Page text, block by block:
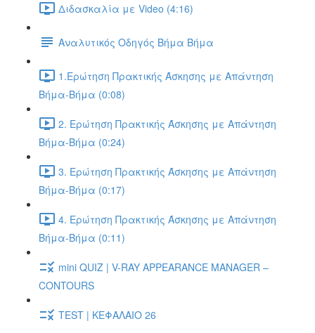
Διδασκαλία με Video (4:16)
Αναλυτικός Οδηγός Βήμα Βήμα
1.Ερώτηση Πρακτικής Άσκησης με Απάντηση
Βήμα-Βήμα (0:08)
2. Ερώτηση Πρακτικής Άσκησης με Απάντηση
Βήμα-Βήμα (0:24)
3. Ερώτηση Πρακτικής Άσκησης με Απάντηση
Βήμα-Βήμα (0:17)
4. Ερώτηση Πρακτικής Άσκησης με Απάντηση
Βήμα-Βήμα (0:11)
mini QUIZ | V-RAY APPEARANCE MANAGER –
CONTOURS
TEST | ΚΕΦΑΛΑΙΟ 26